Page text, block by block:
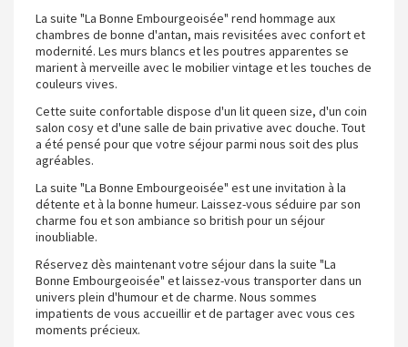
La suite "La Bonne Embourgeoisée" rend hommage aux
chambres de bonne d'antan, mais revisitées avec confort et
modernité. Les murs blancs et les poutres apparentes se
marient à merveille avec le mobilier vintage et les touches de
couleurs vives.
Cette suite confortable dispose d'un lit queen size, d'un coin
salon cosy et d'une salle de bain privative avec douche. Tout
a été pensé pour que votre séjour parmi nous soit des plus
agréables.
La suite "La Bonne Embourgeoisée" est une invitation à la
détente et à la bonne humeur. Laissez-vous séduire par son
charme fou et son ambiance so british pour un séjour
inoubliable.
Réservez dès maintenant votre séjour dans la suite "La
Bonne Embourgeoisée" et laissez-vous transporter dans un
univers plein d'humour et de charme. Nous sommes
impatients de vous accueillir et de partager avec vous ces
moments précieux.